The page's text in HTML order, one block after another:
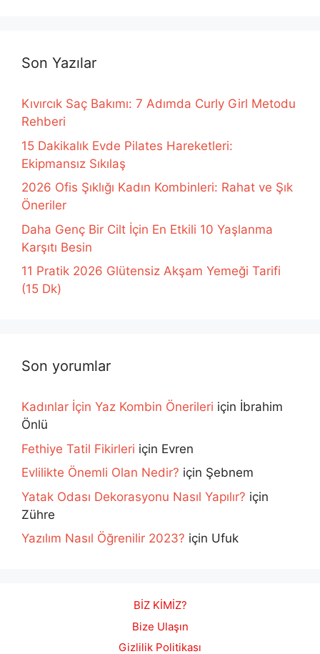
Son Yazılar
Kıvırcık Saç Bakımı: 7 Adımda Curly Girl Metodu
Rehberi
15 Dakikalık Evde Pilates Hareketleri:
Ekipmansız Sıkılaş
2026 Ofis Şıklığı Kadın Kombinleri: Rahat ve Şık
Öneriler
Daha Genç Bir Cilt İçin En Etkili 10 Yaşlanma
Karşıtı Besin
11 Pratik 2026 Glütensiz Akşam Yemeği Tarifi
(15 Dk)
Son yorumlar
Kadınlar İçin Yaz Kombin Önerileri için İbrahim
Önlü
Fethiye Tatil Fikirleri için Evren
Evlilikte Önemli Olan Nedir? için Şebnem
Yatak Odası Dekorasyonu Nasıl Yapılır? için
Zühre
Yazılım Nasıl Öğrenilir 2023? için Ufuk
BİZ KİMİZ?
Bize Ulaşın
Gizlilik Politikası